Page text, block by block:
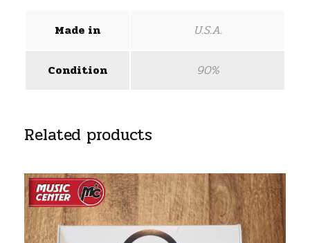
Made in U.S.A.
Condition 90%
Related products